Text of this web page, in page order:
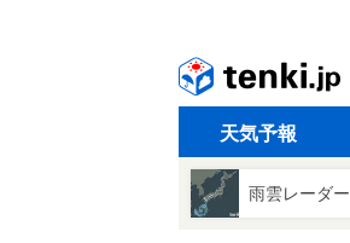
天気予報
雨雲レーダー